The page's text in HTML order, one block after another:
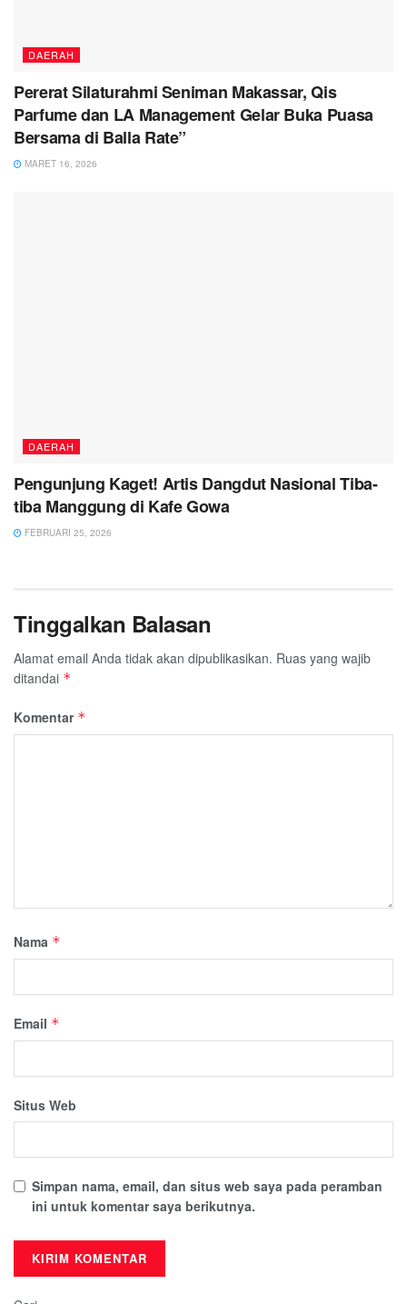
DAERAH
Pererat Silaturahmi Seniman Makassar, Qis
Parfume dan LA Management Gelar Buka Puasa
Bersama di Balla Rate”
MARET 16, 2026
DAERAH
Pengunjung Kaget! Artis Dangdut Nasional Tiba-
tiba Manggung di Kafe Gowa
FEBRUARI 25, 2026
Tinggalkan Balasan
Alamat email Anda tidak akan dipublikasikan. Ruas yang wajib
ditandai *
Komentar *
Nama *
Email *
Situs Web
Simpan nama, email, dan situs web saya pada peramban
ini untuk komentar saya berikutnya.